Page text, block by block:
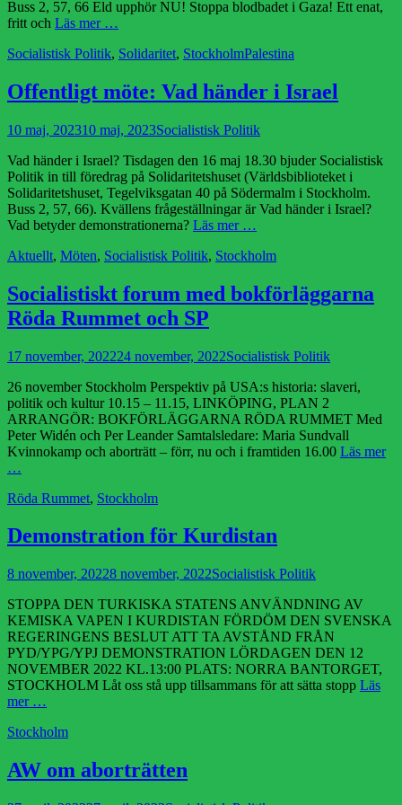
Buss 2, 57, 66 Eld upphör NU! Stoppa blodbadet i Gaza! Ett enat,
fritt och Läs mer …
Kategorier
Socialistisk Politik, Solidaritet, StockholmEtiketter
Palestina
Offentligt möte: Vad händer i Israel
Publicerad
10 maj, 202310 maj, 2023Författare
Socialistisk Politik
Vad händer i Israel? Tisdagen den 16 maj 18.30 bjuder Socialistisk
Politik in till föredrag på Solidaritetshuset (Världsbiblioteket i
Solidaritetshuset, Tegelviksgatan 40 på Södermalm i Stockholm.
Buss 2, 57, 66). Kvällens frågeställningar är Vad händer i Israel?
Vad betyder demonstrationerna? Läs mer …
Kategorier
Aktuellt, Möten, Socialistisk Politik, Stockholm
Socialistiskt forum med bokförläggarna
Röda Rummet och SP
Publicerad
17 november, 202224 november, 2022Författare
Socialistisk Politik
26 november Stockholm Perspektiv på USA:s historia: slaveri,
politik och kultur 10.15 – 11.15, LINKÖPING, PLAN 2
ARRANGÖR: BOKFÖRLÄGGARNA RÖDA RUMMET Med
Peter Widén och Per Leander Samtalsledare: Maria Sundvall
Kvinnokamp och aborträtt – förr, nu och i framtiden 16.00 Läs mer
…
Kategorier
Röda Rummet, Stockholm
Demonstration för Kurdistan
Publicerad
8 november, 20228 november, 2022Författare
Socialistisk Politik
STOPPA DEN TURKISKA STATENS ANVÄNDNING AV
KEMISKA VAPEN I KURDISTAN FÖRDÖM DEN SVENSKA
REGERINGENS BESLUT ATT TA AVSTÅND FRÅN
PYD/YPG/YPJ DEMONSTRATION LÖRDAGEN DEN 12
NOVEMBER 2022 KL.13:00 PLATS: NORRA BANTORGET,
STOCKHOLM Låt oss stå upp tillsammans för att sätta stopp Läs
mer …
Kategorier
Stockholm
AW om aborträtten